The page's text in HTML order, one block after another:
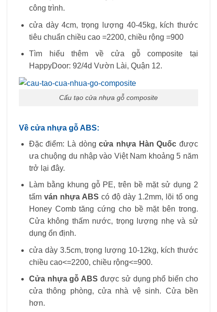
công trình.
cửa dày 4cm, trọng lượng 40-45kg, kích thước
tiêu chuẩn chiều cao =2200, chiều rộng =900
Tìm hiểu thêm về cửa gỗ composite tại
HappyDoor: 92/4d Vườn Lài, Quận 12.
Cấu tạo cửa nhựa gỗ composite
Về cửa nhựa gỗ ABS:
Đặc điểm: Là dòngcửa nhựa Hàn Quốc được
ưa chuộng du nhập vào Việt Nam khoảng 5 năm
trở lại đây.
Làm bằng khung gỗ PE, trên bề mặt sử dụng 2
tấm ván nhựa ABS có độ dày 1.2mm, lõi tổ ong
Honey Comb tăng cứng cho bề mặt bên trong.
Cửa không thấm nước, trọng lượng nhẹ và sử
dụng ổn định.
cửa dày 3.5cm, trọng lượng 10-12kg, kích thước
chiều cao<=2200, chiều rộng<=900.
Cửa nhựa gỗ ABS được sử dụng phổ biến cho
cửa thông phòng, cửa nhà vệ sinh. Cửa bền
hơn.